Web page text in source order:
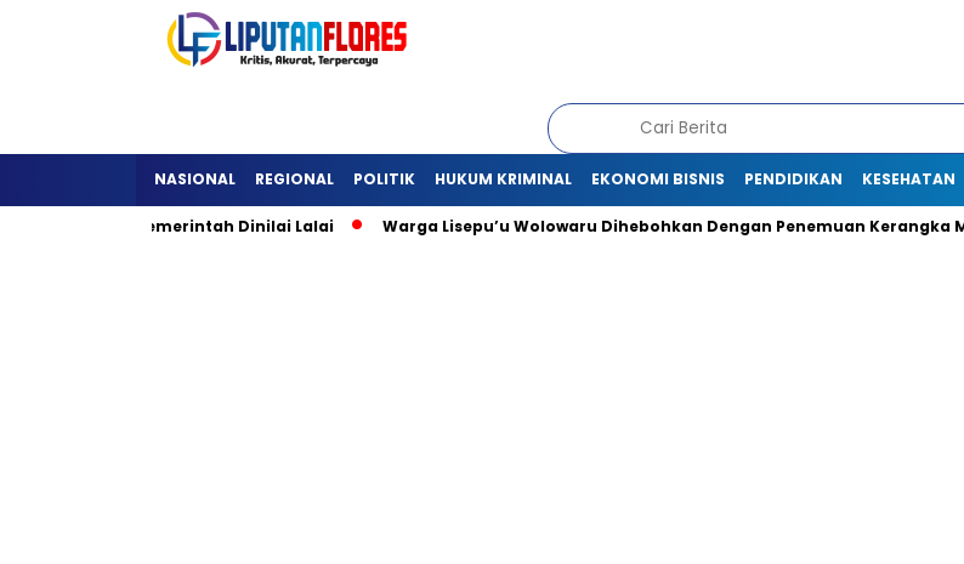
NASIONAL REGIONAL POLITIK HUKUM KRIMINAL EKONOMI BISNIS PENDIDIKAN KESEHATAN
Warga, Pemerintah Dinilai Lalai Warga Lisepu’u Wolowaru Dihebohkan Dengan Penemuan Kerangka Manusia